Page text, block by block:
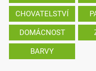
CHOVATELSTVÍ
DOMÁCNOST
BARVY